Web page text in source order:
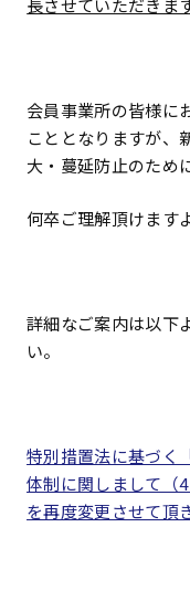
長させていただきま
会員事業所の皆様に
こととなりますが、
大・蔓延防止のため
何卒ご理解頂けます
詳細なご案内は以下
い。
特別措置法に基づく
体制に関しまして（
を再度変更させて頂